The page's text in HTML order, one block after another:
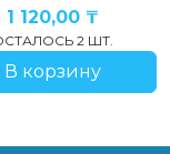
1 120,00 ₸
2 ШТ.
В корзину